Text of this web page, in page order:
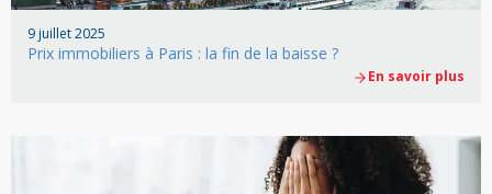
9 juillet 2025
Prix immobiliers à Paris : la fin de la baisse ?
En savoir plus